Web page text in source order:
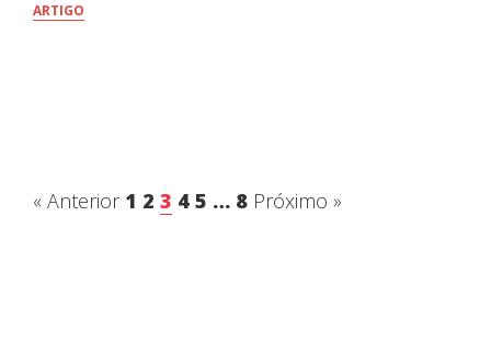
ARTIGO
« Anterior 1 2 3 4 5 … 8 Próximo »